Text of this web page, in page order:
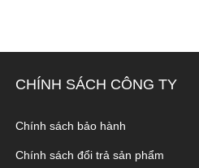
CHÍNH SÁCH CÔNG TY
Chính sách bảo hành
Chính sách đổi trả sản phẩm